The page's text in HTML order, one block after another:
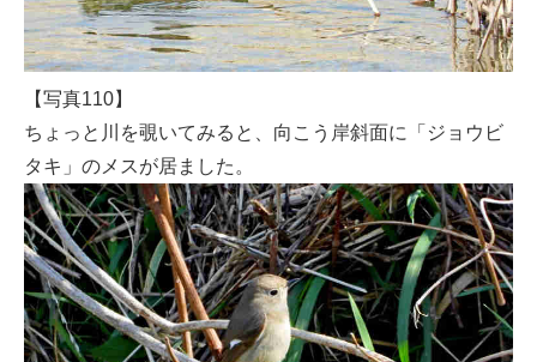
【写真110】
ちょっと川を覗いてみると、向こう岸斜面に「ジョウビ
タキ」のメスが居ました。